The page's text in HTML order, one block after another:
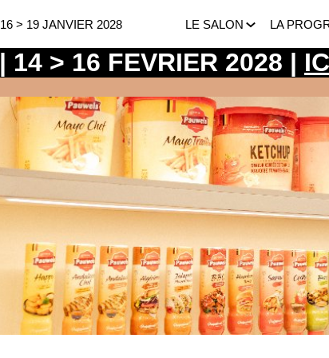
16 > 19 JANVIER 2028 LE SALON LA
| 14 > 16 FEVRIER 2028 |